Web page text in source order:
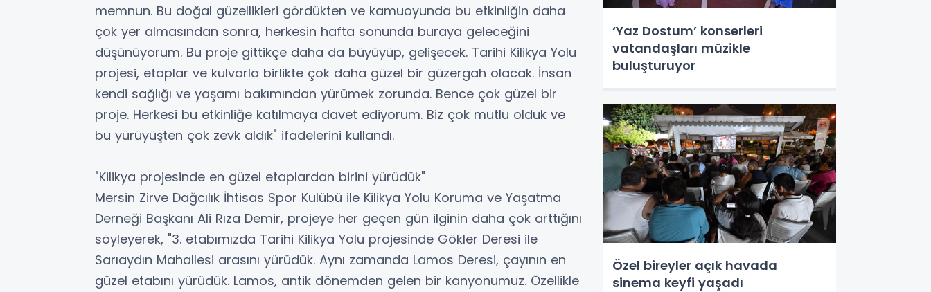
memnun. Bu doğal güzellikleri gördükten ve kamuoyunda bu etkinliğin daha
çok yer almasından sonra, herkesin hafta sonunda buraya geleceğini
düşünüyorum. Bu proje gittikçe daha da büyüyüp, gelişecek. Tarihi Kilikya Yolu
projesi, etaplar ve kulvarla birlikte çok daha güzel bir güzergah olacak. İnsan
kendi sağlığı ve yaşamı bakımından yürümek zorunda. Bence çok güzel bir
proje. Herkesi bu etkinliğe katılmaya davet ediyorum. Biz çok mutlu olduk ve
bu yürüyüşten çok zevk aldık" ifadelerini kullandı.
"Kilikya projesinde en güzel etaplardan birini yürüdük"
Mersin Zirve Dağcılık İhtisas Spor Kulübü ile Kilikya Yolu Koruma ve Yaşatma
Derneği Başkanı Ali Rıza Demir, projeye her geçen gün ilginin daha çok arttığını
söyleyerek, "3. etabımızda Tarihi Kilikya Yolu projesinde Gökler Deresi ile
Sarıaydın Mahallesi arasını yürüdük. Aynı zamanda Lamos Deresi, çayının en
güzel etabını yürüdük. Lamos, antik dönemden gelen bir kanyonumuz. Özellikle
‘Yaz Dostum’ konserleri
vatandaşları müzikle
buluşturuyor
Özel bireyler açık havada
sinema keyfi yaşadı